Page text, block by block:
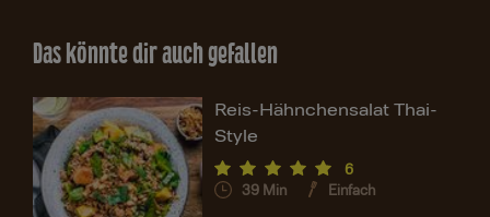
Das könnte dir auch gefallen
Reis-Hähnchensalat Thai-
Style
6
39 Min Einfach